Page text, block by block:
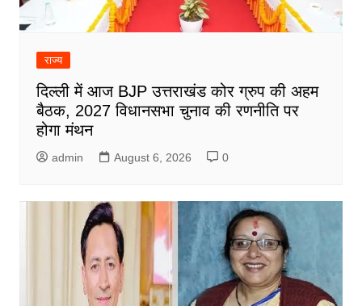
राज्य
दिल्ली में आज BJP उत्तराखंड कोर ग्रुप की अहम
बैठक, 2027 विधानसभा चुनाव की रणनीति पर
होगा मंथन
admin August 6, 2026 0